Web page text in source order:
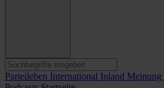
Parteileben International Inland Meinung